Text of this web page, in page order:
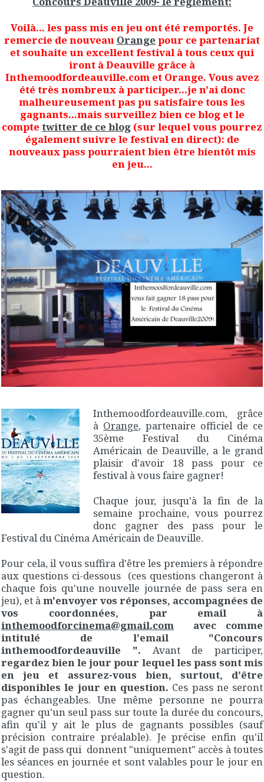
Voilà... les pass mis en jeu ont été remportés. Je
remercie de nouveau Orange pour ce partenariat
et souhaite un excellent festival à tous ceux qui
iront à Deauville grâce à
Inthemoodfordeauville.com et Orange. Vous avez
été très nombreux à participer...je n'ai donc
malheureusement pas pu satisfaire tous les
gagnants...mais surveillez bien ce blog et le
compte twitter de ce blog (sur lequel vous pourrez
également suivre le festival en direct): de
nouveaux pass pourraient bien être bientôt mis
en jeu...
Inthemoodfordeauville.com, grâce
à Orange, partenaire officiel de ce
35ème Festival du Cinéma
Américain de Deauville, a le grand
plaisir d'avoir 18 pass pour ce
festival à vous faire gagner!
Chaque jour, jusqu'à la fin de la
semaine prochaine, vous pourrez
donc gagner des pass pour le
Festival du Cinéma Américain de Deauville.
Pour cela, il vous suffira d'être les premiers à répondre
aux questions ci-dessous (ces questions changeront à
chaque fois qu'une nouvelle journée de pass sera en
jeu), et àm'envoyer vos réponses, accompagnées de
vos coordonnées, par email à
inthemoodforcinema@gmail.com
avec comme
intitulé de l'email "Concours
inthemoodfordeauville ". Avant de participer,
regardez bien le jour pour lequel les pass sont mis
en jeu et assurez-vous bien, surtout, d'être
disponibles le jour en question. Ces pass ne seront
pas échangeables. Une même personne ne pourra
gagner qu'un seul pass sur toute la durée du concours,
afin qu'il y ait le plus de gagnants possibles (sauf
précision contraire préalable). Je précise enfin qu'il
s'agit de pass qui donnent "uniquement" accès à toutes
les séances en journée et sont valables pour le jour en
question.